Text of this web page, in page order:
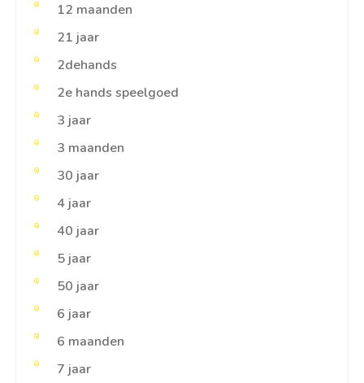
12 maanden
21 jaar
2dehands
2e hands speelgoed
3 jaar
3 maanden
30 jaar
4 jaar
40 jaar
5 jaar
50 jaar
6 jaar
6 maanden
7 jaar